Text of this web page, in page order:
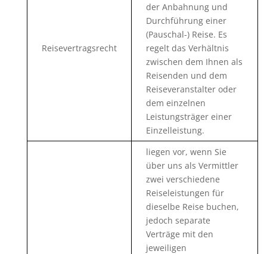
Reisevertragsrecht
der Anbahnung und
Durchführung einer
(Pauschal-) Reise. Es
regelt das Verhältnis
zwischen dem Ihnen als
Reisenden und dem
Reiseveranstalter oder
dem einzelnen
Leistungsträger einer
Einzelleistung.
liegen vor, wenn Sie
über uns als Vermittler
zwei verschiedene
Reiseleistungen für
dieselbe Reise buchen,
jedoch separate
Verträge mit den
jeweiligen